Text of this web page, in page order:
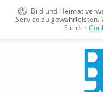
Bild und Heimat
Service zu
Sie der
Bild und